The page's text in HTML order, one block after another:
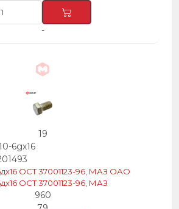
-
19
6gх16
ОСТ 37001123-96, МАЗ ОАО
ОСТ 37001123-96, МАЗ
960